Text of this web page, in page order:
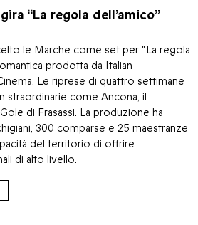
“La regola dell’amico”
le Marche come set per "La regola
prodotta da Italian
Le riprese di quattro settimane
come Ancona, il
di Frasassi. La produzione ha
300 comparse e 25 maestranze
del territorio di offrire
di alto livello.